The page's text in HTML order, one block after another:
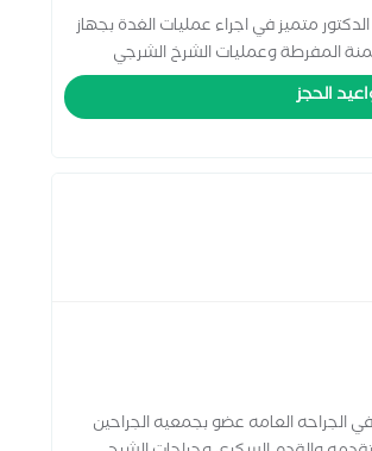
متميز في اجراء عمليات الغدة بجهاز
المفرطة وعمليات الشرخ الشرجي
الحجز
الجراحه العامه عضو بجمعيه الجراحين